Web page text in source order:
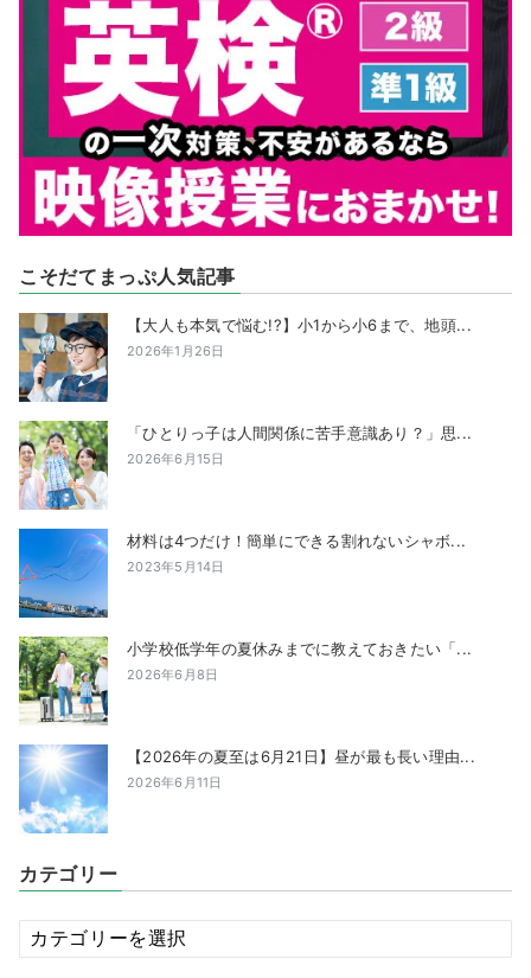
こそだてまっぷ人気記事
【大人も本気で悩む!?】小1から小6まで、地頭...
2026年1月26日
「ひとりっ子は人間関係に苦手意識あり？」思...
2026年6月15日
材料は4つだけ！簡単にできる割れないシャボ...
2023年5月14日
小学校低学年の夏休みまでに教えておきたい「...
2026年6月8日
【2026年の夏至は6月21日】昼が最も長い理由...
2026年6月11日
カテゴリー
カ
テ